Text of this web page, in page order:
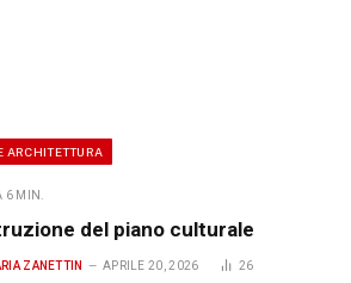
ARCHITETTURA
6 MIN.
del piano culturale
ZANETTIN APRILE 20, 2026 26